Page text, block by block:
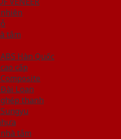
tắm
Hàn Quốc
cấp
Loan
thanh
tắm